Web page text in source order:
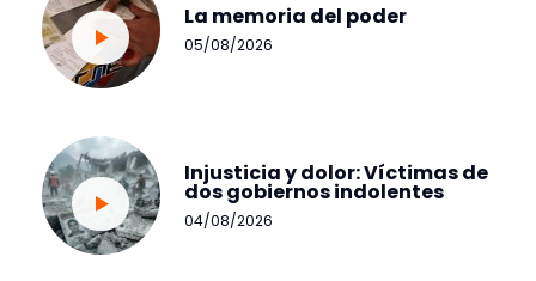
La memoria del poder
05/08/2026
Injusticia y dolor: Víctimas de
dos gobiernos indolentes
04/08/2026